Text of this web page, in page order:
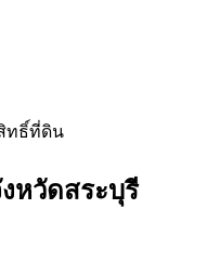
ทธิ์ที่ดิน
หวัดสระบุรี